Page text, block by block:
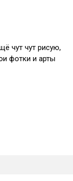
чут чут рисую,
фотки и арты